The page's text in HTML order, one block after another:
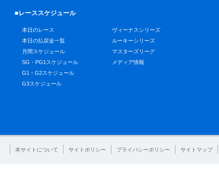
■レーススケジュール
本日のレース
本日の払戻金一覧
月間スケジュール
SG・PG1スケジュール
G1・G2スケジュール
G3スケジュール
ヴィーナスシリーズ
ルーキーシリーズ
マスターズリーグ
メディア情報
本サイトについて サイトポリシー プライバシーポリシー サイトマップ